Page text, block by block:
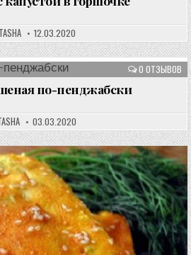
12.03.2020
0 ОТЗЫВОВ
по-пенджабски
03.03.2020